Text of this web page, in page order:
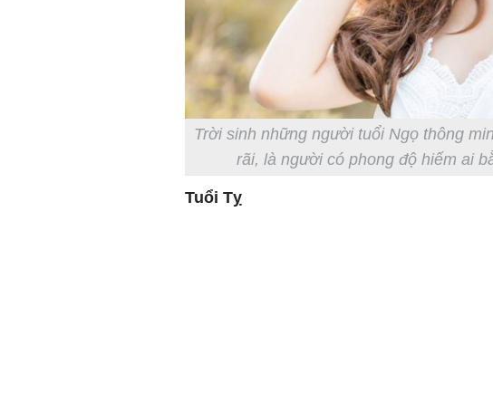
Trời sinh những người tuổi Ngọ thông
rãi, là người có phong độ hiếm ai
Tuổi Tỵ